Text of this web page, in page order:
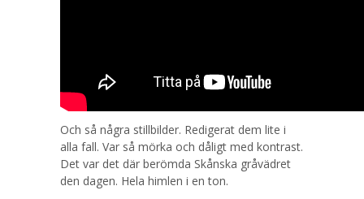
Och så några stillbilder. Redigerat dem lite i
alla fall. Var så mörka och dåligt med kontrast.
Det var det där berömda Skånska gråvädret
den dagen. Hela himlen i en ton.